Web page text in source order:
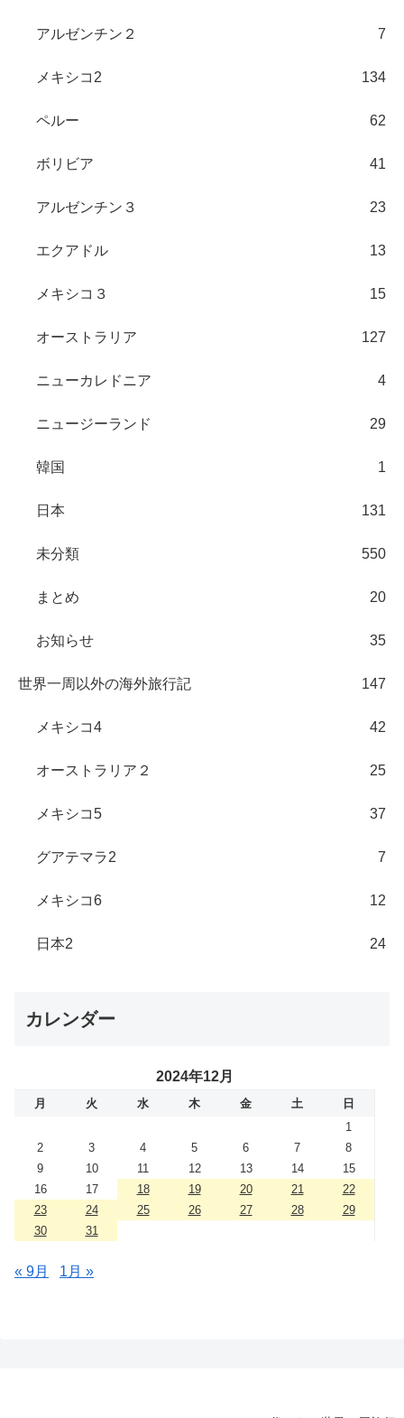
アルゼンチン２ 7
メキシコ2 134
ペルー 62
ボリビア 41
アルゼンチン３ 23
エクアドル 13
メキシコ３ 15
オーストラリア 127
ニューカレドニア 4
ニュージーランド 29
韓国 1
日本 131
未分類 550
まとめ 20
お知らせ 35
世界一周以外の海外旅行記 147
メキシコ4 42
オーストラリア２ 25
メキシコ5 37
グアテマラ2 7
メキシコ6 12
日本2 24
カレンダー
2024年12月
月 火 水 木 金 土
日
1
2
3 4 5 6 7
8
9
10 11 12 13 14
15
16
17 18 19 20 21
22
23
24 25 26 27 28
29
30
31
« 9月 1月 »